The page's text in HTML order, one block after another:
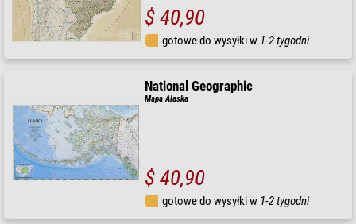
$ 40,90
gotowe do wysyłki w 1-2 tygodni
National Geographic
Mapa Alaska
$ 40,90
gotowe do wysyłki w 1-2 tygodni